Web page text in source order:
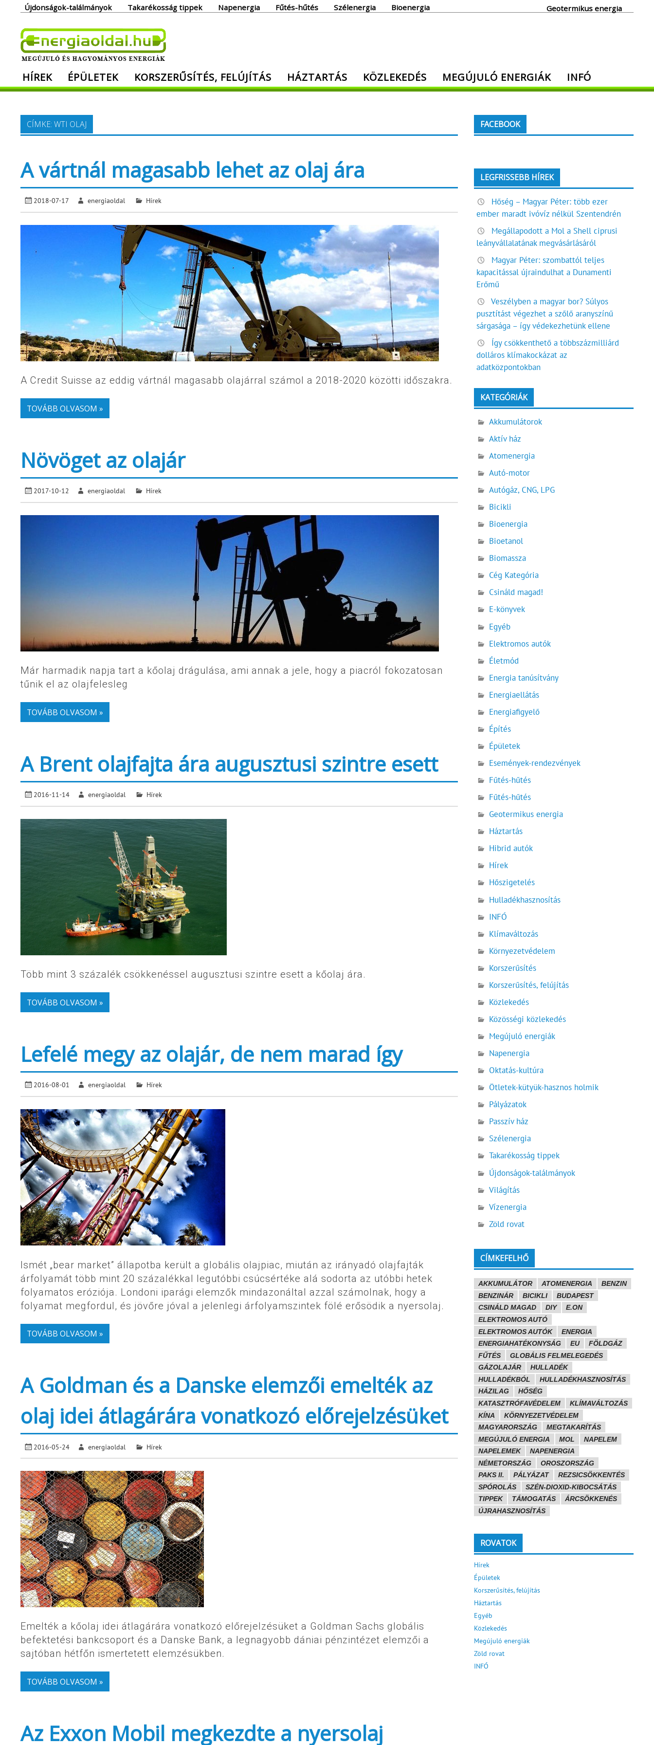
Újdonságok-találmányok Takarékosság tippek Napenergia Fűtés-hűtés Szélenergia Bioenergia Geotermikus energia
Megújuló és hagyományos energiák. Minden, ami energia!
HÍREK ÉPÜLETEK KORSZERŰSÍTÉS, FELÚJÍTÁS HÁZTARTÁS KÖZLEKEDÉS MEGÚJULÓ ENERGIÁK INFÓ
CÍMKE: WTI OLAJ
A vártnál magasabb lehet az olaj ára
2018-07-17 energiaoldal Hírek
A Credit Suisse az eddig vártnál magasabb olajárral számol a 2018-2020 közötti időszakra.
TOVÁBB OLVASOM »
Növöget az olajár
2017-10-12 energiaoldal Hírek
Már harmadik napja tart a kőolaj drágulása, ami annak a jele, hogy a piacról fokozatosan
tűnik el az olajfelesleg
TOVÁBB OLVASOM »
A Brent olajfajta ára augusztusi szintre esett
2016-11-14 energiaoldal Hírek
Több mint 3 százalék csökkenéssel augusztusi szintre esett a kőolaj ára.
TOVÁBB OLVASOM »
Lefelé megy az olajár, de nem marad így
2016-08-01 energiaoldal Hírek
Ismét „bear market” állapotba került a globális olajpiac, miután az irányadó olajfajták
árfolyamát több mint 20 százalékkal legutóbbi csúcsértéke alá sodorta az utóbbi hetek
folyamatos eróziója. Londoni iparági elemzők mindazonáltal azzal számolnak, hogy a
folyamat megfordul, és jövőre jóval a jelenlegi árfolyamszintek fölé erősödik a nyersolaj.
TOVÁBB OLVASOM »
A Goldman és a Danske elemzői emelték az
olaj idei átlagárára vonatkozó előrejelzésüket
2016-05-24 energiaoldal Hírek
Emelték a kőolaj idei átlagárára vonatkozó előrejelzésüket a Goldman Sachs globális
befektetési bankcsoport és a Danske Bank, a legnagyobb dániai pénzintézet elemzői a
sajtóban hétfőn ismertetett elemzésükben.
TOVÁBB OLVASOM »
Az Exxon Mobil megkezdte a nyersolaj
FACEBOOK
LEGFRISSEBB HÍREK
Hőség – Magyar Péter: több ezer
ember maradt ivóvíz nélkül Szentendrén
Megállapodott a Mol a Shell ciprusi
leányvállalatának megvásárlásáról
Magyar Péter: szombattól teljes
kapacitással újraindulhat a Dunamenti
Erőmű
Veszélyben a magyar bor? Súlyos
pusztítást végezhet a szőlő aranyszínű
sárgasága – így védekezhetünk ellene
Így csökkenthető a többszázmilliárd
dolláros klímakockázat az
adatközpontokban
KATEGÓRIÁK
Akkumulátorok
Aktív ház
Atomenergia
Autó-motor
Autógáz, CNG, LPG
Bicikli
Bioenergia
Bioetanol
Biomassza
Cég Kategória
Csináld magad!
E-könyvek
Egyéb
Elektromos autók
Életmód
Energia tanúsítvány
Energiaellátás
Energiafigyelő
Építés
Épületek
Események-rendezvények
Fűtés-hűtés
Fűtés-hűtés
Geotermikus energia
Háztartás
Hibrid autók
Hírek
Hőszigetelés
Hulladékhasznosítás
INFÓ
Klímaváltozás
Környezetvédelem
Korszerűsítés
Korszerűsítés, felújítás
Közlekedés
Közösségi közlekedés
Megújuló energiák
Napenergia
Oktatás-kultúra
Ötletek-kütyük-hasznos holmik
Pályázatok
Passzív ház
Szélenergia
Takarékosság tippek
Újdonságok-találmányok
Világítás
Vízenergia
Zöld rovat
CÍMKEFELHŐ
AKKUMULÁTOR ATOMENERGIA
BENZIN
BENZINÁR
BICIKLI
BUDAPEST
CSINÁLD MAGAD
DIY
E.ON
ELEKTROMOS AUTÓ
ELEKTROMOS AUTÓK
ENERGIA
ENERGIAHATÉKONYSÁG
EU
FÖLDGÁZ
FŰTÉS
GLOBÁLIS FELMELEGEDÉS
GÁZOLAJÁR
HULLADÉK
HULLADÉKBÓL
HULLADÉKHASZNOSÍTÁS
HÁZILAG
HŐSÉG
KATASZTRÓFAVÉDELEM
KLÍMAVÁLTOZÁS
KÍNA
KÖRNYEZETVÉDELEM
MAGYARORSZÁG
MEGTAKARÍTÁS
MEGÚJULÓ ENERGIA
MOL
NAPELEM
NAPELEMEK
NAPENERGIA
NÉMETORSZÁG
OROSZORSZÁG
PAKS II.
PÁLYÁZAT
REZSICSÖKKENTÉS
SPÓROLÁS
SZÉN-DIOXID-KIBOCSÁTÁS
TIPPEK
TÁMOGATÁS
ÁRCSÖKKENÉS
ÚJRAHASZNOSÍTÁS
ROVATOK
Hírek
Épületek
Korszerűsítés, felújítás
Háztartás
Egyéb
Közlekedés
Megújuló energiák
Zöld rovat
INFÓ